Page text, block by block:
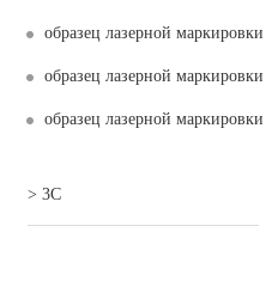
образец лазерной маркировки
образец лазерной маркировки
образец лазерной маркировки
> 3C